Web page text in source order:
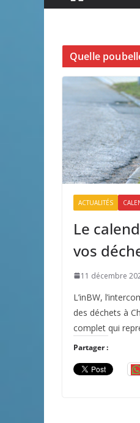
Quelle
ACTUALITÉS
Le
vos
11 décembre
L’inBW,
des déchets à
complet qui
Partager :